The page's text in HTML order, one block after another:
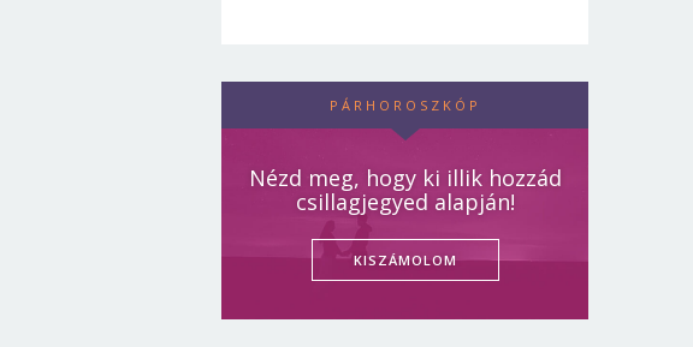
PÁRHOROSZKÓP
Nézd meg, hogy ki illik hozzád
csillagjegyed alapján!
KISZÁMOLOM